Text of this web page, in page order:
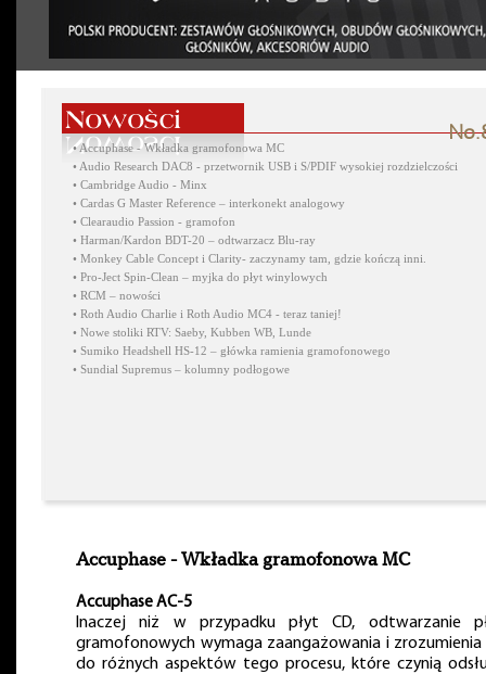
•Accuphase - Wkładka gramofonowa MC
• Audio Research DAC8 - przetwornik USB i S/PDIF wysokiej rozdzielczości
• Cambridge Audio - Minx
• Cardas G Master Reference – interkonekt analogowy
• Clearaudio Passion - gramofon
• Harman/Kardon BDT-20 – odtwarzacz Blu-ray
• Monkey Cable Concept i Clarity- zaczynamy tam, gdzie kończą inni.
• Pro-Ject Spin-Clean – myjka do płyt winylowych
• RCM – nowości
• Roth Audio Charlie i Roth Audio MC4 - teraz taniej!
• Nowe stoliki RTV: Saeby, Kubben WB, Lunde
• Sumiko Headshell HS-12 – główka ramienia gramofonowego
• Sundial Supremus – kolumny podłogowe
Accuphase - Wkładka gramofonowa MC
Accuphase AC-5
Inaczej niż w przypadku płyt CD, odtwarzanie
gramofonowych wymaga zaangażowania i zrozumienia
do różnych aspektów tego procesu, które czynią